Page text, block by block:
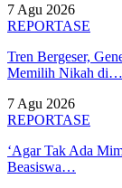
7 Agu 2026
REPORTASE
Tren Bergeser,
Memilih Nikah di…
7 Agu 2026
REPORTASE
‘Agar Tak Ada
Beasiswa…